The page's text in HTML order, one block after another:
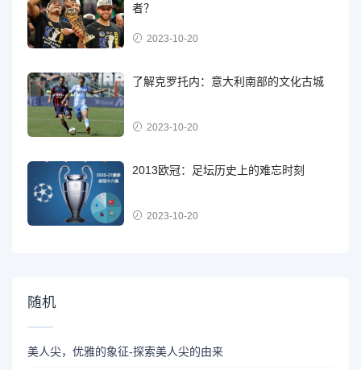
者？
2023-10-20
了解克罗托内：意大利南部的文化古城
2023-10-20
2013欧冠：足坛历史上的难忘时刻
2023-10-20
随机
美人尖，优雅的象征-探索美人尖的由来